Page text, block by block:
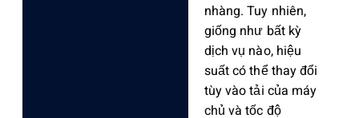
nhàng. Tuy nhiên,
giống như bất kỳ
dịch vụ nào, hiệu
suất có thể thay đổi
tùy vào tải của máy
chủ và tốc độ